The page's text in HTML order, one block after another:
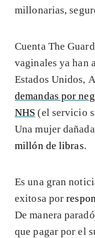
millonarias,
Cuenta The
vaginales ya han
Estados Unidos,
demandas por
NHS (el servicio
Una mujer
millón de libras.
Es una gran
exitosa por
De manera
que pagar por el